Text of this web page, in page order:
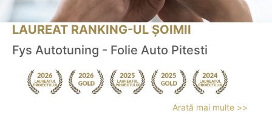
LAUREAT RANKING-UL ȘOIMII
Fys Autotuning - Folie Auto Pitesti
Arată mai multe >>